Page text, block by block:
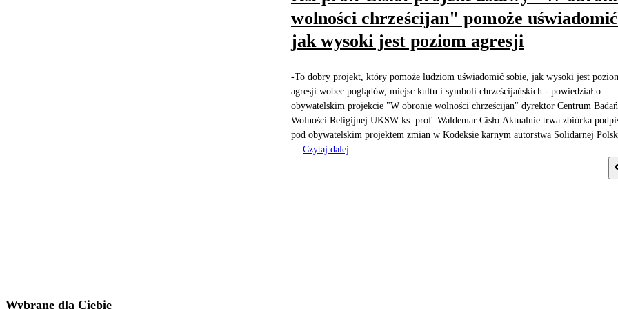
wolności chrześcijan" pomoże uświadomić
jak wysoki jest poziom agresji
-To dobry projekt, który pomoże ludziom uświadomić sobie, jak wysoki jest
agresji wobec poglądów, miejsc kultu i symboli chrześcijańskich - powiedział o
obywatelskim projekcie "W obronie wolności chrześcijan" dyrektor Centrum Badań
Wolności Religijnej UKSW ks. prof. Waldemar Cisło.Aktualnie trwa zbiórka
pod obywatelskim projektem zmian w Kodeksie karnym autorstwa Solidarnej
... Czytaj dalej
Wybrane dla Ciebie